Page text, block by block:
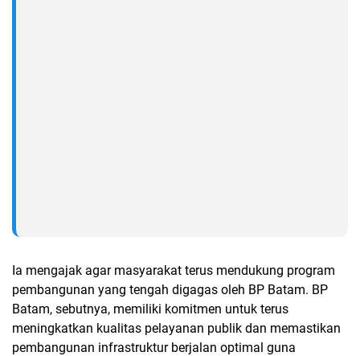
Ia mengajak agar masyarakat terus mendukung program
pembangunan yang tengah digagas oleh BP Batam. BP
Batam, sebutnya, memiliki komitmen untuk terus
meningkatkan kualitas pelayanan publik dan memastikan
pembangunan infrastruktur berjalan optimal guna